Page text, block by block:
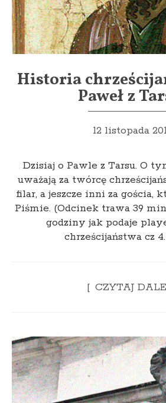
Historia
Paweł z
12 listopada
Dzisiaj o Pawle z Tarsu. O
uważają za twórcę
filar, a jeszcze inni za gościa,
Piśmie. (Odcinek trawa 39
godziny jak podaje
chrześcijaństwa cz 4.
CZYTAJ